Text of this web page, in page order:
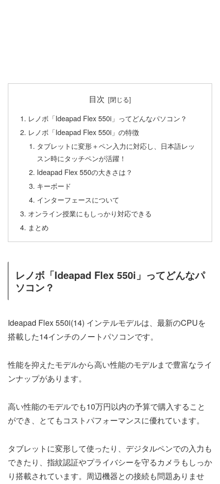
目次
レノボ「Ideapad Flex 550i」ってどんなパソコン？
レノボ「Ideapad Flex 550i」の特徴
タブレットに変形＋ペン入力に対応し、日本語レッ
スン時にタッチペンが活躍！
Ideapad Flex 550の大きさは？
キーボード
インターフェースについて
オンライン授業にもしっかり対応できる
まとめ
レノボ「Ideapad Flex 550i」ってどんなパ
ソコン？
Ideapad Flex 550i(14) インテルモデルは、最新のCPUを
搭載した14インチのノートパソコンです。
性能を抑えたモデルから高い性能のモデルまで豊富なライ
ンナップがあります。
高い性能のモデルでも10万円以内の予算で購入すること
ができ、とてもコストパフォーマンスに優れています。
タブレットに変形して使ったり、デジタルペンでの入力も
できたり、指紋認証やプライバシーを守るカメラもしっか
り搭載されています。周辺機器との接続も問題ありませ